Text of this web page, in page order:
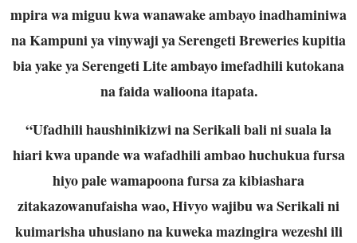
mpira wa miguu kwa wanawake ambayo inadhaminiwa
na Kampuni ya vinywaji ya Serengeti Breweries kupitia
bia yake ya Serengeti Lite ambayo imefadhili kutokana
na faida walioona itapata.
“Ufadhili haushinikizwi na Serikali bali ni suala la
hiari kwa upande wa wafadhili ambao huchukua fursa
hiyo pale wamapoona fursa za kibiashara
zitakazowanufaisha wao, Hivyo wajibu wa Serikali ni
kuimarisha uhusiano na kuweka mazingira wezeshi ili